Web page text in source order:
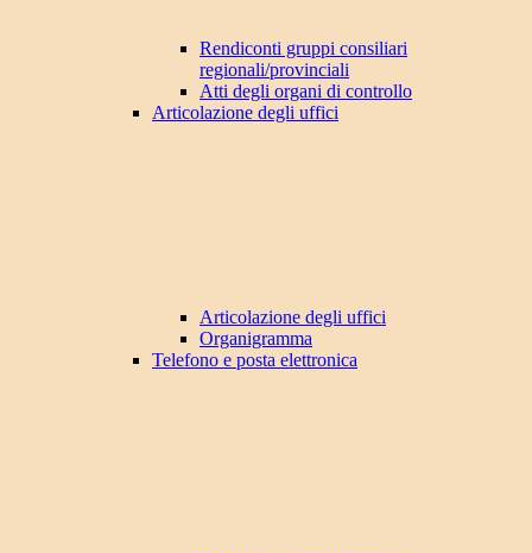
Rendiconti gruppi consiliari
regionali/provinciali
Atti degli organi di controllo
Articolazione degli uffici
Articolazione degli uffici
Organigramma
Telefono e posta elettronica